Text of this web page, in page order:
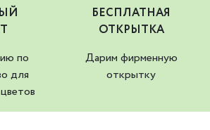
по
для
БЕСПЛАТНАЯ
ОТКРЫТКА
Дарим фирменную
открытку